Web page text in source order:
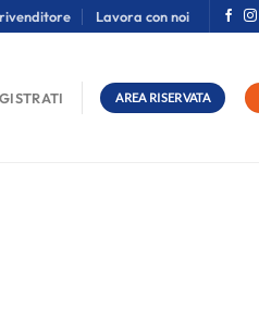
Lavora con noi
AREA RISERVATA